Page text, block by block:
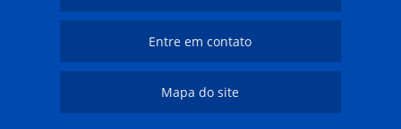
Entre em contato
Mapa do site